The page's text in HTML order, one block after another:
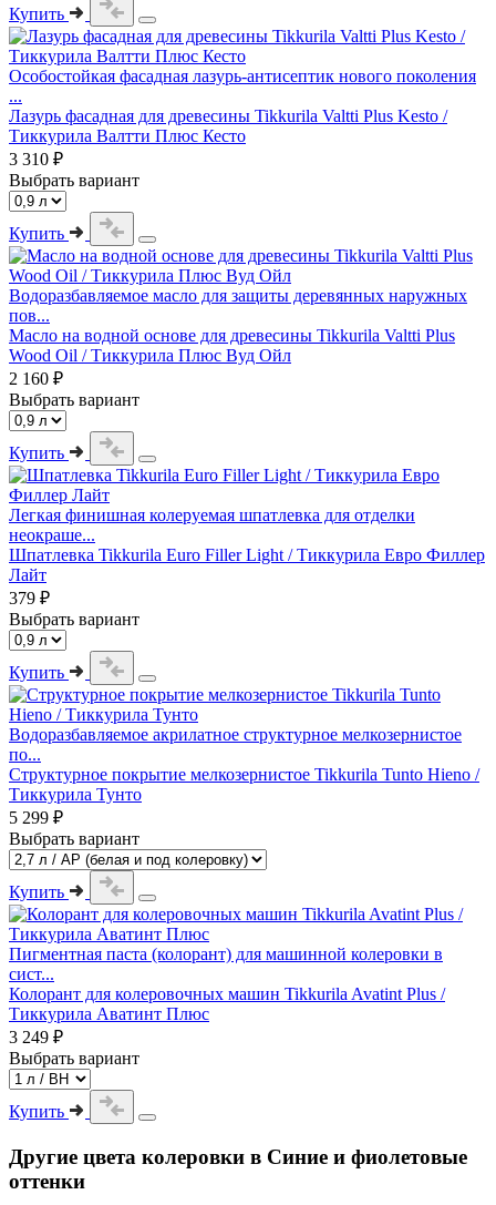
Купить
Особостойкая фасадная лазурь-антисептик нового поколения
...
Лазурь фасадная для древесины Tikkurila Valtti Plus Kesto /
Тиккурила Валтти Плюс Кесто
3 310 ₽
Выбрать вариант
Купить
Водоразбавляемое масло для защиты деревянных наружных
пов...
Масло на водной основе для древесины Tikkurila Valtti Plus
Wood Oil / Тиккурила Плюс Вуд Ойл
2 160 ₽
Выбрать вариант
Купить
Легкая финишная колеруемая шпатлевка для отделки
неокраше...
Шпатлевка Tikkurila Euro Filler Light / Тиккурила Евро Филлер
Лайт
379 ₽
Выбрать вариант
Купить
Водоразбавляемое акрилатное структурное мелкозернистое
по...
Структурное покрытие мелкозернистое Tikkurila Tunto Hieno /
Тиккурила Тунто
5 299 ₽
Выбрать вариант
Купить
Пигментная паста (колорант) для машинной колеровки в
сист...
Колорант для колеровочных машин Tikkurila Avatint Plus /
Тиккурила Аватинт Плюс
3 249 ₽
Выбрать вариант
Купить
Другие цвета колеровки в Синие и фиолетовые
оттенки